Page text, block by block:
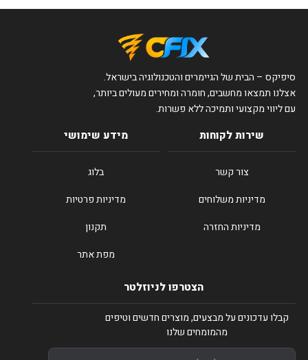
סיפיקס – הבית של הגיימרים והטכנולוגיה בישראל.
אצלנו תמצאו מחשבים, חומרה ומחירים מעולים ביותר,
עם ליווי מקצועי ותמיכה ללא פשרות.
שירות לקוחות
צור קשר
מדיניות משלוחים
מדיניות החזרה
מידע שימושי
בלוג
מדיניות פרטיות
תקנון
מפת אתר
הצטרפו לניוזלטר
קבלו עדכונים על מבצעים, מוצרים חדשים וטיפים
מהמומחים שלנו